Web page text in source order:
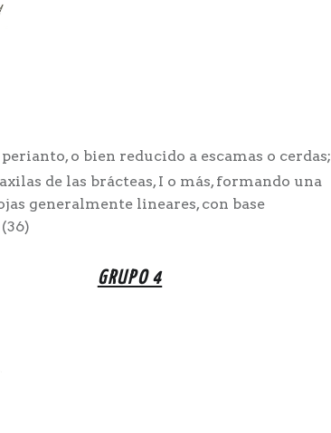
o bien reducido a escamas o cerdas;
de las brácteas, I o más, formando una
generalmente lineares, con base
GRUPO 4